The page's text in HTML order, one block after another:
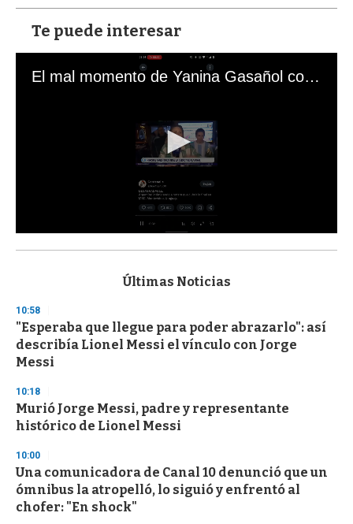
Te puede interesar
El mal momento de Yanina Gasañol con un hincha argentino en "Subrayado"
s
d
s
o
f
3
s
e
c
o
d
s
Últimas Noticias
10:58
"Esperaba que llegue para poder abrazarlo": así
describía Lionel Messi el vínculo con Jorge
Messi
10:18
Murió Jorge Messi, padre y representante
histórico de Lionel Messi
10:00
Una comunicadora de Canal 10 denunció que un
ómnibus la atropelló, lo siguió y enfrentó al
chofer: "En shock"